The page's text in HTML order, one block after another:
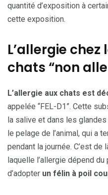
quantité d’exposition à
cette exposition.
L’allergie
chats “non
L’allergie aux chats est
appelée “FEL-D1”. Cette
la salive et dans les
le pelage de l’animal, qui a
pendant la journée. C’est
laquelle l’allergie dépend
d’adopter un félin à poil